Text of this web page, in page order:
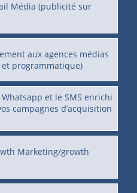
Média (publicité sur
aux agences médias
programmatique)
Whatsapp et le SMS enrichi
campagnes d’acquisition
Marketing/growth